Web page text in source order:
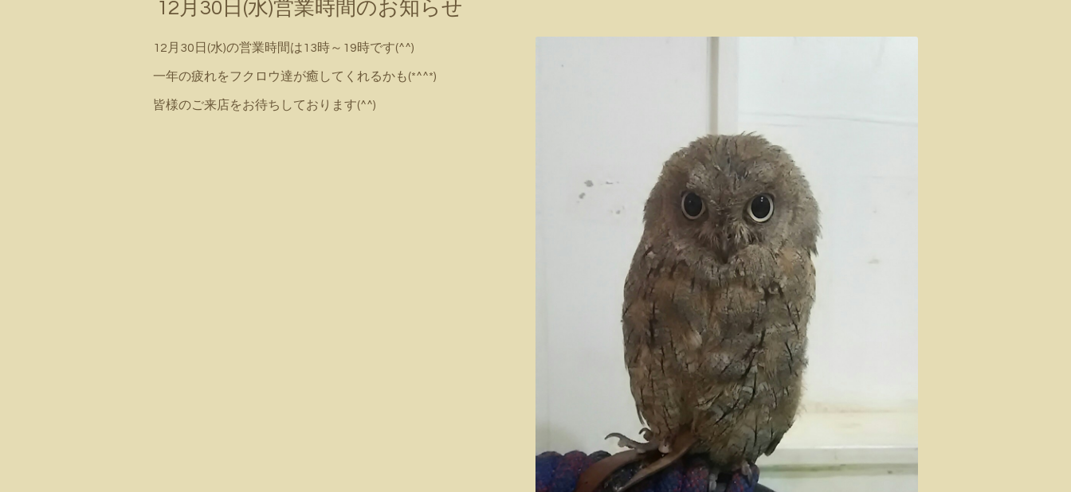
12月30日(水)営業時間のお知らせ
12月30日(水)の営業時間は13時～19時です(^^)
一年の疲れをフクロウ達が癒してくれるかも(*^^*)
皆様のご来店をお待ちしております(^^)